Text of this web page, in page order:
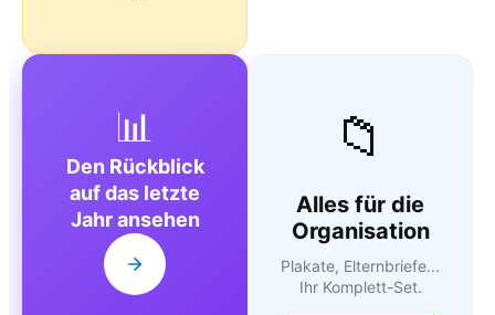
📊
Den Rückblick
auf das letzte
Jahr ansehen
📁
Alles für die
Organisation
Plakate, Elternbriefe...
Ihr Komplett-Set.